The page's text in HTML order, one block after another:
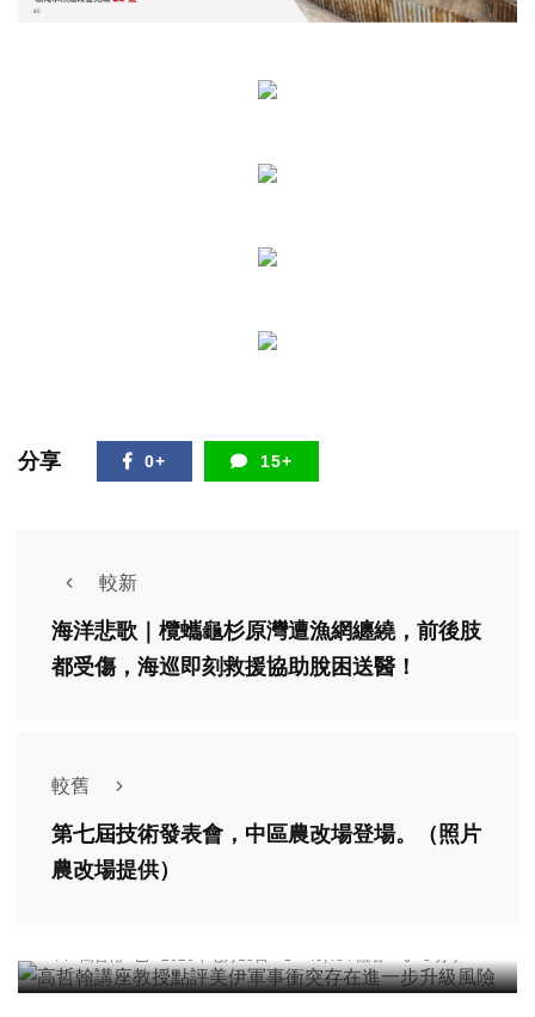
分享 0+ 15+
較新
海洋悲歌｜欖蠵龜杉原灣遭漁網纏繞，前後肢
都受傷，海巡即刻救援協助脫困送醫！
較舊
第七屆技術發表會，中區農改場登場。（照片
農改場提供）
專欄
高哲翰 2026年七月15日 49,484 觀看 3 分享
頭條 旅遊
2026南投燈會首創SUP燈區 白天玩槳夜賞燈